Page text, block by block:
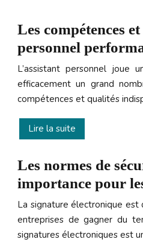
Les compétences
personnel
L’assistant personnel joue
efficacement un grand
compétences et qualités
Lire la suite
Les normes de
importance pour
La signature électronique
entreprises de gagner du
signatures électroniques est